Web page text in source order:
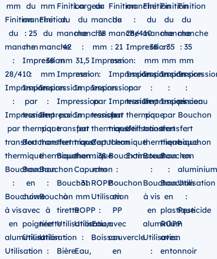
mm
Finition
du
manche
:
28/410
Impression
:
Impression
par
transfert
thermique
Bouchon
:
Bouchon
à vis
en
aluminium
Utilisation
du
manche
: 25
mm
Impression
:
Impression
par
transfert
thermique
Bouchon
:
Bouchon
en
cuivre
avec
poignée
Utilisation
:
mm
Finition
du
manche
: 38
mm
Impression
:
Impression
par
transfert
thermique
Bouchon
:
Bouchon
à
tirette
Utilisation
:
Finition
du
manche
: 42
mm
Impression
:
Impression
par
transfert
thermique
Bouchon
:
Bouchon
à
tirette
Utilisation
:
Bière
Largeur
du
manche
:
31,5
mm
Impression
:
Impression
par
transfert
thermique
Capuchon
: 31
mm
ROPP
Utilisation
:
Eau,
du
manche
: 38
mm
Impression
:
Impression
par
transfert
thermique
Capuchon
: 38
mm
ROPP
Utilisation
:
Eau,
Boisson
Finition
du
manche
: 21
mm
Impression
:
Impression
par
transfert
thermique
Bouchon
:
Bouchon
en
PP
avec
couvercle
en
manche
:
28/410
Impression
:
Impression
par
transfert
thermique
Utilisation
:
Extincteur
Finition
du
manche
: 38
mm
Impression
:
Impression
par
transfert
thermique
Bouchon
:
Bouchon
à vis
en
aluminium
Utilisation
:
Finition
du
manche
: 35
mm
Impression
:
Impression
par
transfert
thermique
Bouchon
:
Bouchon
en
plastique
ROPP
avec
entonnoir
Finition
du
manche
: 35
mm
:
pinceau
Bouchon
:
bouchon
en
aluminium
Utilisation
:
Pesticide